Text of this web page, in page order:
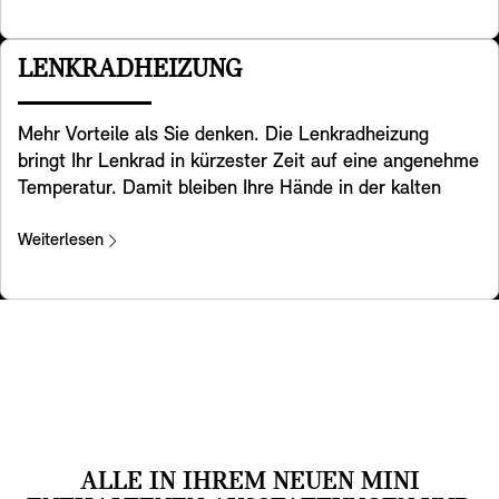
beim Fahrer. Die Verfügbarkeit von Funktionen
unterliegt den landesspezifischen Bestimmungen.
LENKRADHEIZUNG
Mehr Vorteile als Sie denken. Die Lenkradheizung
bringt Ihr Lenkrad in kürzester Zeit auf eine angenehme
Temperatur. Damit bleiben Ihre Hände in der kalten
komfortabel unterwegs sind.
Weiterlesen
ALLE IN IHREM NEUEN MINI